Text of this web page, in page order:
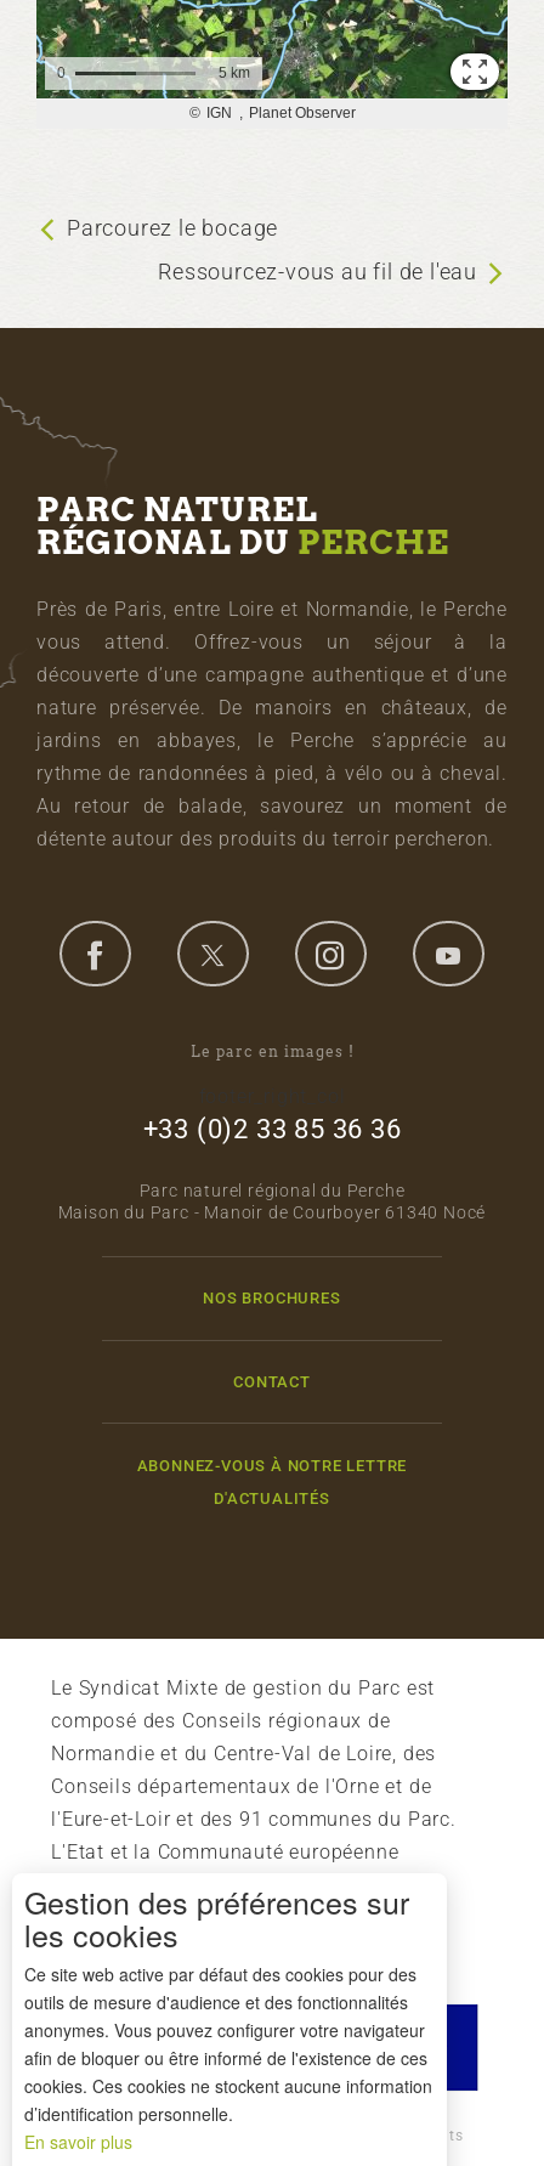
Parcourez le bocage
Ressourcez-vous au fil de l'eau
PARC NATUREL
RÉGIONAL DU PERCHE
Près de Paris, entre Loire et Normandie, le Perche
vous attend. Offrez-vous un séjour à la
découverte d’une campagne authentique et d’une
nature préservée. De manoirs en châteaux, de
jardins en abbayes, le Perche s’apprécie au
rythme de randonnées à pied, à vélo ou à cheval.
Au retour de balade, savourez un moment de
détente autour des produits du terroir percheron.
Le parc en images !
+33 (0)2 33 85 36 36
Parc naturel régional du Perche
Maison du Parc - Manoir de Courboyer 61340 Nocé
NOS BROCHURES
CONTACT
ABONNEZ-VOUS À NOTRE LETTRE
D'ACTUALITÉS
Le Syndicat Mixte de gestion du Parc est
composé des Conseils régionaux de
Normandie et du Centre-Val de Loire, des
Conseils départementaux de l'Orne et de
l'Eure-et-Loir et des 91 communes du Parc.
L'Etat et la Communauté européenne
Comment venir ? Crédits
Gestion des préférences sur
les cookies
Ce site web active par défaut des cookies pour des
outils de mesure d'audience et des fonctionnalités
anonymes. Vous pouvez configurer votre navigateur
afin de bloquer ou être informé de l'existence de ces
cookies. Ces cookies ne stockent aucune information
d’identification personnelle.
En savoir plus